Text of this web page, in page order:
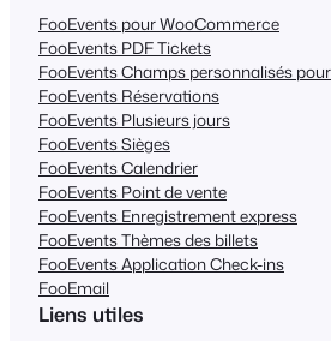
FooEvents pour WooCommerce
FooEvents PDF Tickets
FooEvents Champs personnalisés
FooEvents Réservations
FooEvents Plusieurs jours
FooEvents Sièges
FooEvents Calendrier
FooEvents Point de vente
FooEvents Enregistrement express
FooEvents Thèmes des billets
FooEvents Application Check-ins
FooEmail
Liens utiles